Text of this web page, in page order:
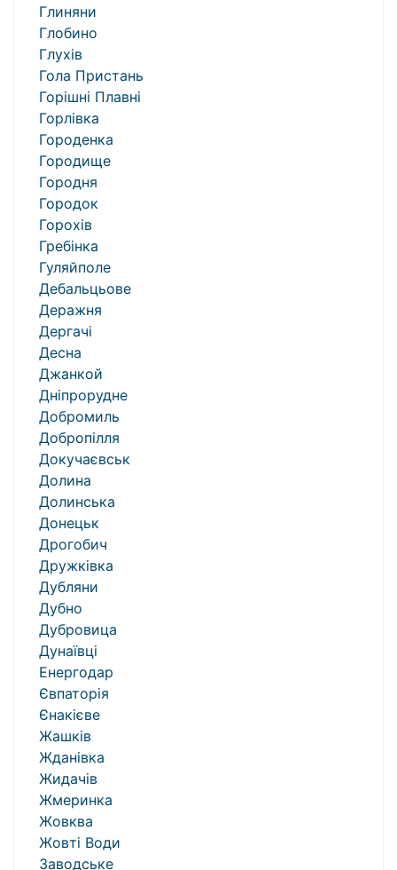
Глиняни
Глобино
Глухів
Гола Пристань
Горішні Плавні
Горлівка
Городенка
Городище
Городня
Городок
Горохів
Гребінка
Гуляйполе
Дебальцьове
Деражня
Дергачі
Десна
Джанкой
Дніпрорудне
Добромиль
Добропілля
Докучаєвськ
Долина
Долинська
Донецьк
Дрогобич
Дружківка
Дубляни
Дубно
Дубровица
Дунаївці
Енергодар
Євпаторія
Єнакієве
Жашків
Жданівка
Жидачів
Жмеринка
Жовква
Жовті Води
Заводське